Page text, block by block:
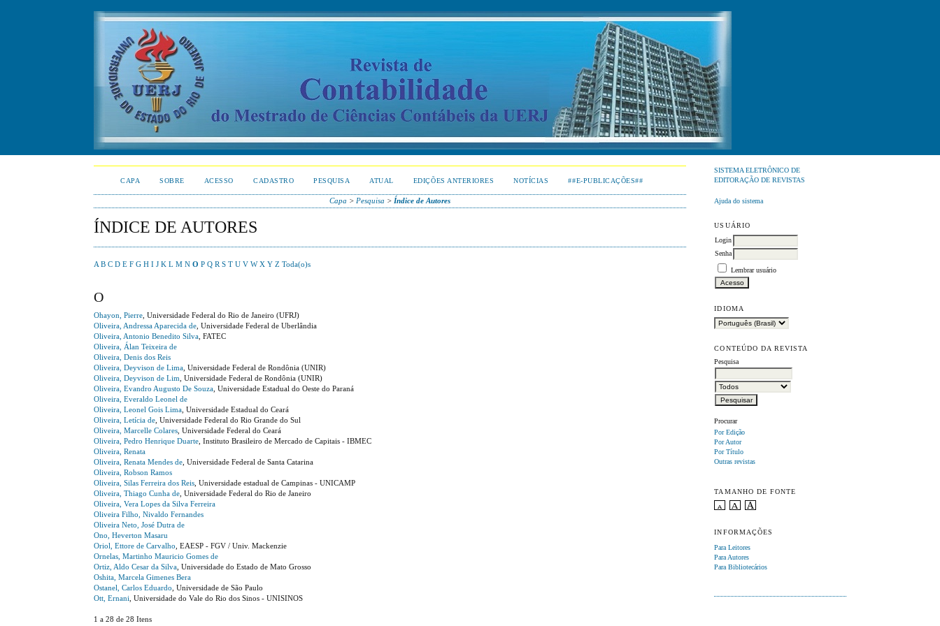
SISTEMA ELETRÔNICO DE
EDITORAÇÃO DE REVISTAS
Ajuda do sistema
USUÁRIO
Login
Senha
Lembrar usuário
IDIOMA
CONTEÚDO DA REVISTA
Pesquisa
Procurar
Por Edição
Por Autor
Por Título
Outras revistas
TAMANHO DE FONTE
INFORMAÇÕES
Para Leitores
Para Autores
Para Bibliotecários
CAPA SOBRE ACESSO CADASTRO PESQUISA ATUAL EDIÇÕES ANTERIORES NOTÍCIAS ##E-PUBLICAÇÕES##
Capa > Pesquisa > Índice de Autores
ÍNDICE DE AUTORES
A B C D E F G H I J K L M N O P Q R S T U V W X Y Z Toda(o)s
O
Ohayon, Pierre , Universidade Federal do Rio de Janeiro (UFRJ)
Oliveira, Andressa Aparecida de , Universidade Federal de Uberlândia
Oliveira, Antonio Benedito Silva , FATEC
Oliveira, Álan Teixeira de
Oliveira, Denis dos Reis
Oliveira, Deyvison de Lima , Universidade Federal de Rondônia (UNIR)
Oliveira, Deyvison de Lim , Universidade Federal de Rondônia (UNIR)
Oliveira, Evandro Augusto De Souza , Universidade Estadual do Oeste do Paraná
Oliveira, Everaldo Leonel de
Oliveira, Leonel Gois Lima , Universidade Estadual do Ceará
Oliveira, Letícia de , Universidade Federal do Rio Grande do Sul
Oliveira, Marcelle Colares , Universidade Federal do Ceará
Oliveira, Pedro Henrique Duarte , Instituto Brasileiro de Mercado de Capitais - IBMEC
Oliveira, Renata
Oliveira, Renata Mendes de , Universidade Federal de Santa Catarina
Oliveira, Robson Ramos
Oliveira, Silas Ferreira dos Reis , Universidade estadual de Campinas - UNICAMP
Oliveira, Thiago Cunha de , Universidade Federal do Rio de Janeiro
Oliveira, Vera Lopes da Silva Ferreira
Oliveira Filho, Nivaldo Fernandes
Oliveira Neto, José Dutra de
Ono, Heverton Masaru
Oriol, Ettore de Carvalho , EAESP - FGV / Univ. Mackenzie
Ornelas, Martinho Mauricio Gomes de
Ortiz, Aldo Cesar da Silva , Universidade do Estado de Mato Grosso
Oshita, Marcela Gimenes Bera
Ostanel, Carlos Eduardo , Universidade de São Paulo
Ott, Ernani , Universidade do Vale do Rio dos Sinos - UNISINOS
1 a 28 de 28 Itens